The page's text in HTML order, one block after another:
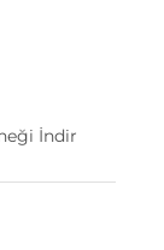
İndir